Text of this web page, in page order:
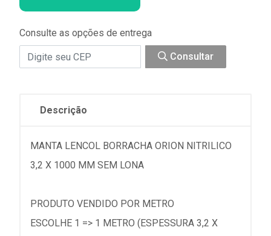
Consulte as opções de entrega
Consultar
Descrição
MANTA LENCOL BORRACHA ORION NITRILICO
3,2 X 1000 MM SEM LONA
PRODUTO VENDIDO POR METRO
ESCOLHE 1 => 1 METRO (ESPESSURA 3,2 X